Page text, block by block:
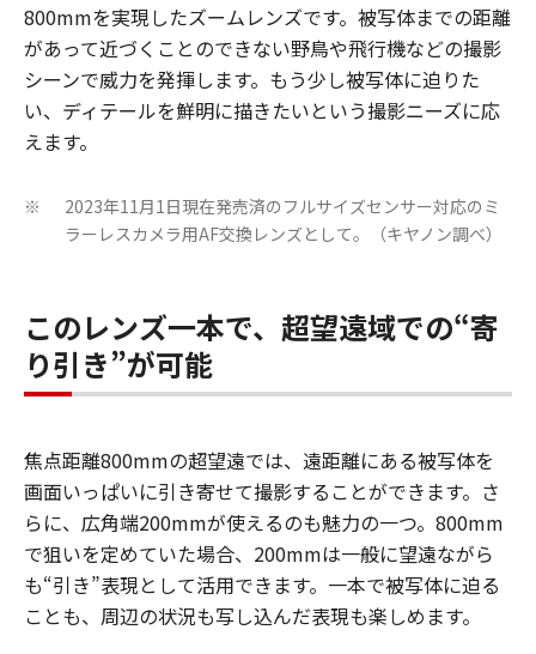
800mmを実現したズームレンズです。被写体までの距離
があって近づくことのできない野鳥や飛行機などの撮影
シーンで威力を発揮します。もう少し被写体に迫りた
い、ディテールを鮮明に描きたいという撮影ニーズに応
えます。
※
2023年11月1日現在発売済のフルサイズセンサー対応のミ
ラーレスカメラ用AF交換レンズとして。（キヤノン調べ）
このレンズ一本で、超望遠域での“寄
り引き”が可能
焦点距離800mmの超望遠では、遠距離にある被写体を
画面いっぱいに引き寄せて撮影することができます。さ
らに、広角端200mmが使えるのも魅力の一つ。800mm
で狙いを定めていた場合、200mmは一般に望遠ながら
も“引き”表現として活用できます。一本で被写体に迫る
ことも、周辺の状況も写し込んだ表現も楽しめます。